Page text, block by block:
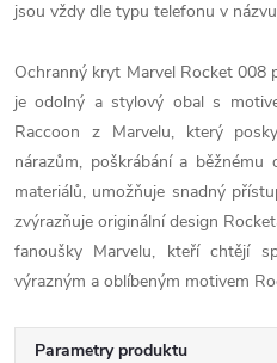
jsou vždy dle typu telefonu v
Ochranný kryt Marvel Rocket 008
je odolný a stylový obal s
Raccoon z Marvelu, který
nárazům, poškrábání a
materiálů, umožňuje snadný
zvýrazňuje originální design
fanoušky Marvelu, kteří chtějí
výrazným a oblíbeným motivem
Parametry produktu